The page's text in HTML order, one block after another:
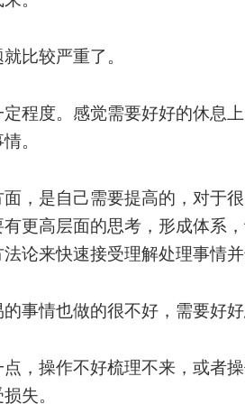
比较严重了。
定程度。感觉需要好好的休息
。
，是自己需要提高的，对于
更高层面的思考，形成体系
论来快速接受理解处理事情
事情也做的很不好，需要好
，操作不好梳理不来，或者
失。